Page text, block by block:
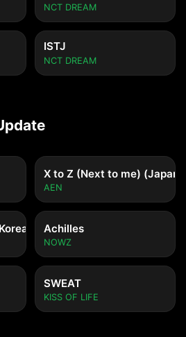
NCT DREAM
ISTJ
NCT DREAM
X to Z (Next to me)
AEN
ver.)
Achilles
NOWZ
SWEAT
KISS OF LIFE